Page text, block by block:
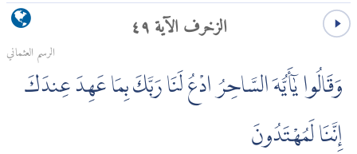
الزخرف الآية ٤٩
الرسم العثماني
وَقَالُوا يٰٓأَيُّهَ السَّاحِرُ ادْعُ لَنَا رَبَّكَ بِمَا عَهِدَ عِندَكَ
إِنَّنَا لَمُهْتَدُونَ